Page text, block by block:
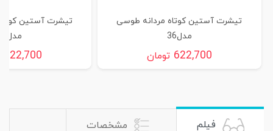
تیشرت آستین کوتاه مردانه طوسی
مدل36
622,700 تومان
تیشرت آستین
مدل35
622,700
فیلم مشخصات